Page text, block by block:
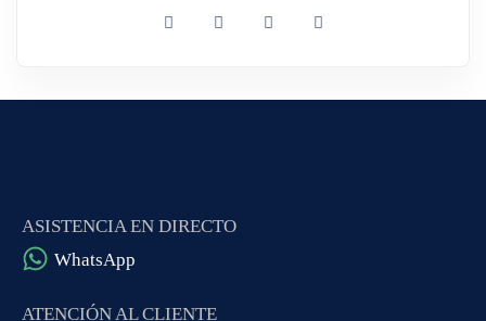
ASISTENCIA EN DIRECTO
WhatsApp
ATENCIÓN AL CLIENTE